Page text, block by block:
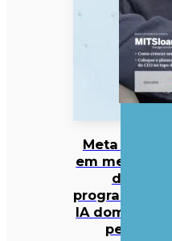
Meta entra
em mercado
da
programação
IA dominado
pela